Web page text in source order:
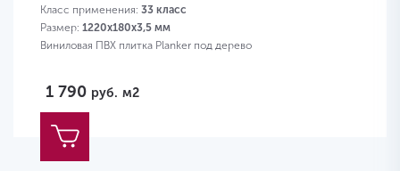
Класс применения: 33 класс
Размер: 1220х180х3,5 мм
Виниловая ПВХ плитка Planker под дерево
1 790 руб. м2